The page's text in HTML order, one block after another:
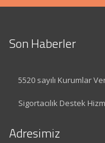
Son Haberler
5520 sayılı Kurumlar
Sigortacılık Destek
Adresimiz